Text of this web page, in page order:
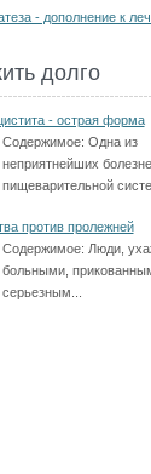
- дополнение к
долго
- острая форма
Содержимое: Одна из
неприятнейших
пищеварительной
против пролежней
Содержимое: Люди,
больными,
серьезным...